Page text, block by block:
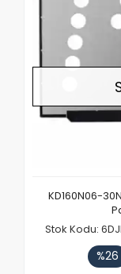
KD160N06-
Stok Kodu:
%26